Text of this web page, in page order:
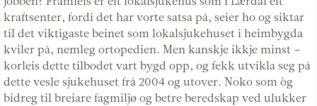
kraftsenter, fordi det har vorte satsa på, seier ho og siktar
til det viktigaste beinet som lokalsjukehuset i heimbygda
kviler på, nemleg ortopedien. Men kanskje ikkje minst –
korleis dette tilbodet vart bygd opp, og fekk utvikla seg på
dette vesle sjukehuset frå 2004 og utover. Noko som òg
bidreg til breiare fagmiljø og betre beredskap ved ulukker